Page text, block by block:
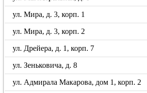
ул. Мира, д. 3, корп. 1
ул. Мира, д. 3, корп. 2
ул. Дрейера, д. 1, корп. 7
ул. Зеньковича, д. 8
ул. Адмирала Макарова, дом 1, корп. 2